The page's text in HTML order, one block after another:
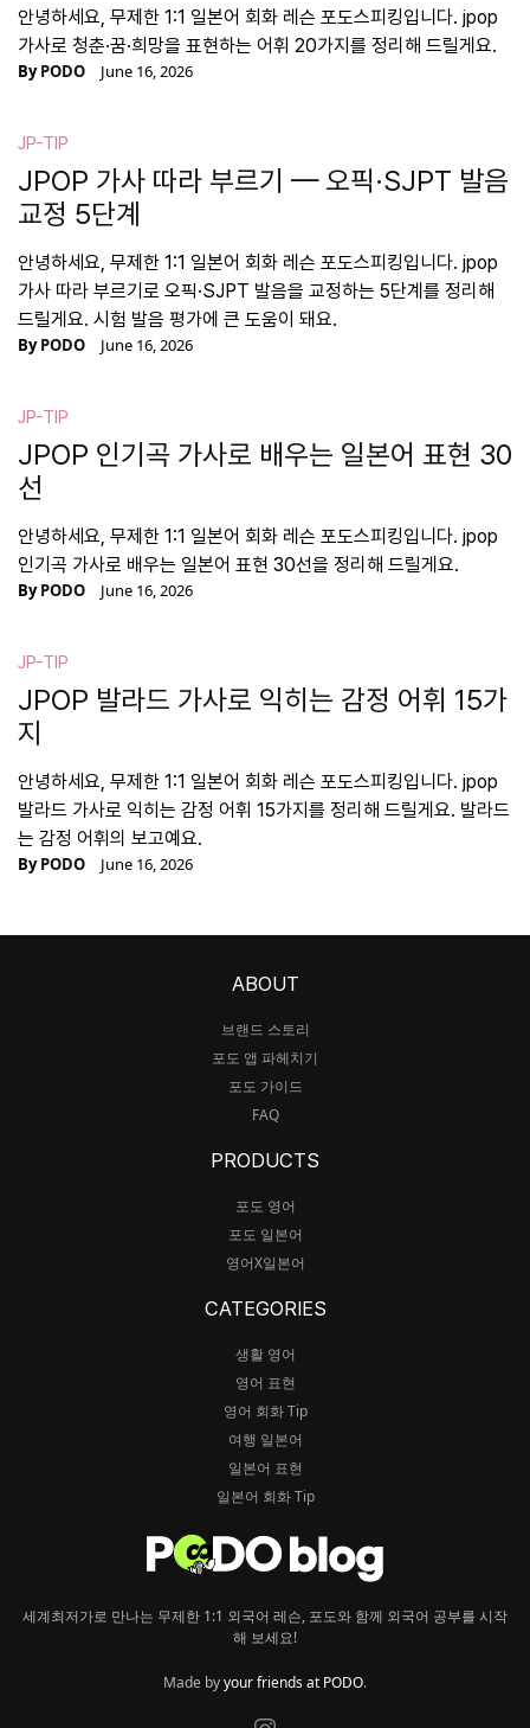
안녕하세요, 무제한 1:1 일본어 회화 레슨 포도스피킹입니다. jpop
가사로 청춘·꿈·희망을 표현하는 어휘 20가지를 정리해 드릴게요.
ByPODO June 16, 2026
JP-TIP
JPOP 가사 따라 부르기 — 오픽·SJPT 발음
교정 5단계
안녕하세요, 무제한 1:1 일본어 회화 레슨 포도스피킹입니다. jpop
가사 따라 부르기로 오픽·SJPT 발음을 교정하는 5단계를 정리해
드릴게요. 시험 발음 평가에 큰 도움이 돼요.
ByPODO June 16, 2026
JP-TIP
JPOP 인기곡 가사로 배우는 일본어 표현 30
선
안녕하세요, 무제한 1:1 일본어 회화 레슨 포도스피킹입니다. jpop
인기곡 가사로 배우는 일본어 표현 30선을 정리해 드릴게요.
ByPODO June 16, 2026
JP-TIP
JPOP 발라드 가사로 익히는 감정 어휘 15가
지
안녕하세요, 무제한 1:1 일본어 회화 레슨 포도스피킹입니다. jpop
발라드 가사로 익히는 감정 어휘 15가지를 정리해 드릴게요. 발라드
는 감정 어휘의 보고예요.
ByPODO June 16, 2026
ABOUT
브랜드 스토리
포도 앱 파헤치기
포도 가이드
FAQ
PRODUCTS
포도 영어
포도 일본어
영어X일본어
CATEGORIES
생활 영어
영어 표현
영어 회화 Tip
여행 일본어
일본어 표현
일본어 회화 Tip
세계최저가로 만나는 무제한 1:1 외국어 레슨, 포도와 함께 외국어 공부를 시작
해 보세요!
Made byyour friends at PODO.